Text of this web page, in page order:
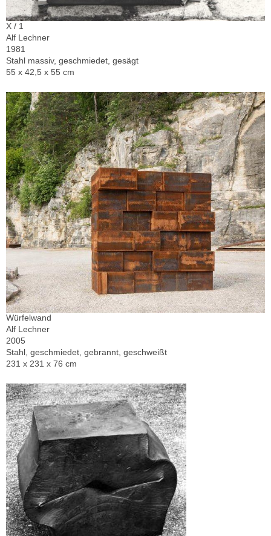
X / 1
Alf Lechner
1981
Stahl massiv, geschmiedet, gesägt
55 x 42,5 x 55 cm
Würfelwand
Alf Lechner
2005
Stahl, geschmiedet, gebrannt, geschweißt
231 x 231 x 76 cm